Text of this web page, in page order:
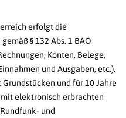
erfolgt die
§ 132 Abs. 1 BAO
Konten, Belege,
und Ausgaben, etc.),
und für 10 Jahre
elektronisch erbrachten
und